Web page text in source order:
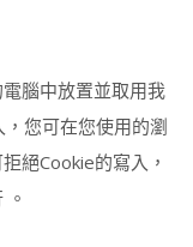
腦中放置並取用我
您可在您使用的瀏
絕Cookie的寫入，